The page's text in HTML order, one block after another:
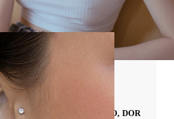
no Mamilo
NO MAMILO: COLOCAÇÃO, DOR